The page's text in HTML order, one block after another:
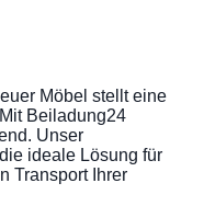
Möbel stellt eine
Beiladung24
Unser
ideale Lösung für
Transport Ihrer